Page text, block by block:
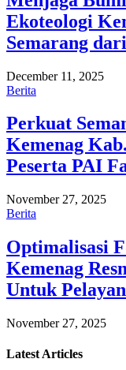
Ekoteologi
Semarang
December 11, 2025
Berita
Perkuat
Kemenag
Peserta PAI
November 27, 2025
Berita
Optimalisasi
Kemenag
Untuk
November 27, 2025
Latest Articles